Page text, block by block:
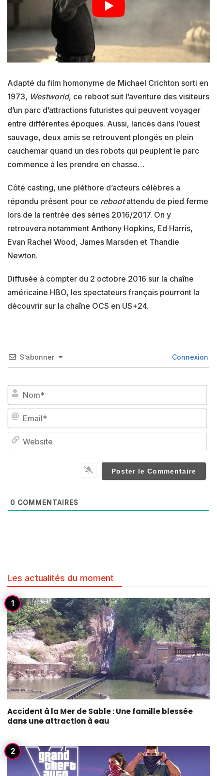
Adapté du film homonyme de Michael Crichton sorti en
1973, Westworld, ce reboot suit l’aventure des visiteurs
d’un parc d’attractions futuristes qui peuvent voyager
entre différentes époques. Aussi, lancés dans l’ouest
sauvage, deux amis se retrouvent plongés en plein
cauchemar quand un des robots qui peuplent le parc
commence à les prendre en chasse…
Côté casting, une pléthore d’acteurs célèbres a
répondu présent pour ce rebootattendu de pied ferme
lors de la rentrée des séries 2016/2017. On y
retrouvera notamment Anthony Hopkins, Ed Harris,
Evan Rachel Wood, James Marsden et Thandie
Newton.
Diffusée à compter du 2 octobre 2016 sur la chaîne
américaine HBO, les spectateurs français pourront la
découvrir sur la chaîne OCS en US+24.
S’abonner Connexion
0 COMMENTAIRES
Les actualités du moment
Accident à la Mer de Sable : Une famille blessée
dans une attraction à eau